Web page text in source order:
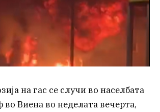
на гас се случи во населбата
Виена во неделата вечерта,